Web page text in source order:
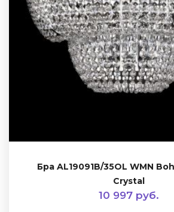
Бра AL19091B/35OL WMN
Crystal
10 997 руб.